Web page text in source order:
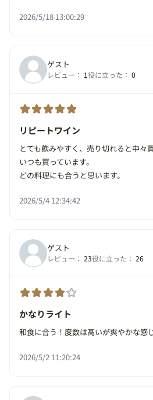
2026/5/18 13:00:29
ゲスト
レビュー： 1役に立った： 0
リピートワイン
とても飲みやすく、売り切れると中々
いつも買っています。
どの料理にも合うと思います。
2026/5/4 12:34:42
ゲスト
レビュー： 23役に立った： 26
かなりライト
和食に合う！度数は高いが爽やかな感
2026/5/2 11:20:24